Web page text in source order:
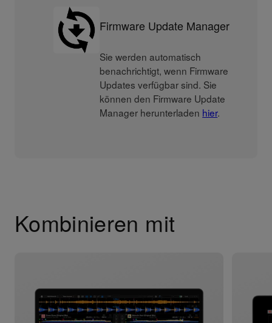
Firmware Update Manager
Sie werden automatisch
benachrichtigt, wenn Firmware
Updates verfügbar sind. Sie
können den Firmware Update
Manager herunterladen hier.
Kombinieren mit